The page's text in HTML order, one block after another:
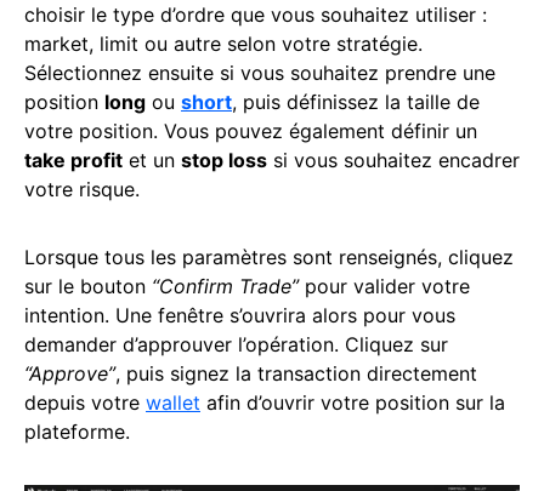
choisir le type d’ordre que vous souhaitez utiliser :
market, limit ou autre selon votre stratégie.
Sélectionnez ensuite si vous souhaitez prendre une
position long ou short, puis définissez la taille de
votre position. Vous pouvez également définir un
take profit et un stop loss si vous souhaitez encadrer
votre risque.
Lorsque tous les paramètres sont renseignés, cliquez
sur le bouton “Confirm Trade”pour valider votre
intention. Une fenêtre s’ouvrira alors pour vous
demander d’approuver l’opération. Cliquez sur
“Approve”, puis signez la transaction directement
depuis votre wallet afin d’ouvrir votre position sur la
plateforme.